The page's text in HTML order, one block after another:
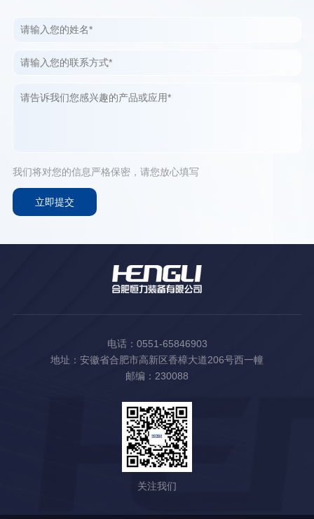
我们将对您的信息严格保密，请您放心填写
电话：0551-65846903
地址：安徽省合肥市高新区香樟大道206号西一幢
邮编：230088
关注我们